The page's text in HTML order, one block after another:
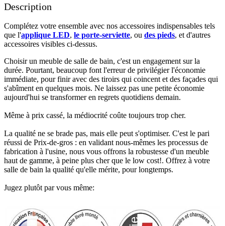
Description
Complétez votre ensemble avec nos accessoires indispensables tels
que l'applique LED, le porte-serviette, ou des pieds, et d'autres
accessoires visibles ci-dessus.​
Choisir un meuble de salle de bain, c'est un engagement sur la
durée. Pourtant, beaucoup font l'erreur de privilégier l'économie
immédiate, pour finir avec des tiroirs qui coincent et des façades qui
s'abîment en quelques mois. Ne laissez pas une petite économie
aujourd'hui se transformer en regrets quotidiens demain.
Même à prix cassé, la médiocrité coûte toujours trop cher.
La qualité ne se brade pas, mais elle peut s'optimiser. C'est le pari
réussi de Prix-de-gros : en validant nous-mêmes les processus de
fabrication à l'usine, nous vous offrons la robustesse d'un meuble
haut de gamme, à peine plus cher que le low cost!. Offrez à votre
salle de bain la qualité qu'elle mérite, pour longtemps.
Jugez plutôt par vous même: